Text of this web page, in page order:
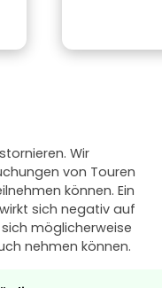
Wir
von Touren
können. Ein
sich negativ auf
möglicherweise
nehmen können.